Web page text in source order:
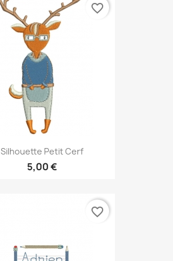
Silhouette Petit Cerf
5,00 €
favorite_border
favorite_border